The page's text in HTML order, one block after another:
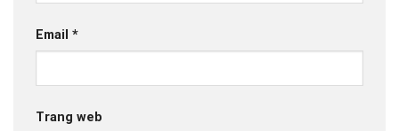
Email *
Trang web